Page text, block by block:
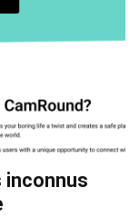
inconnus